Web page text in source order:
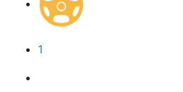
1